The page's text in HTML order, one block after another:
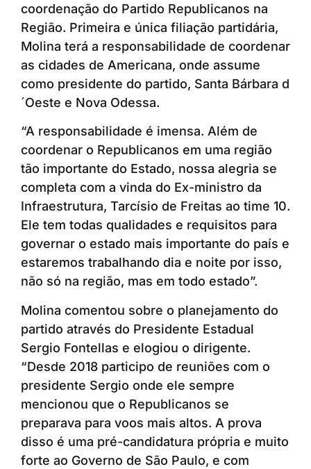
coordenação do Partido Republicanos na
Região. Primeira e única filiação partidária,
Molina terá a responsabilidade de coordenar
as cidades de Americana, onde assume
como presidente do partido, Santa Bárbara d
´Oeste e Nova Odessa.
“A responsabilidade é imensa. Além de
coordenar o Republicanos em uma região
tão importante do Estado, nossa alegria se
completa com a vinda do Ex-ministro da
Infraestrutura, Tarcísio de Freitas ao time 10.
Ele tem todas qualidades e requisitos para
governar o estado mais importante do país e
estaremos trabalhando dia e noite por isso,
não só na região, mas em todo estado”.
Molina comentou sobre o planejamento do
partido através do Presidente Estadual
Sergio Fontellas e elogiou o dirigente.
“Desde 2018 participo de reuniões com o
presidente Sergio onde ele sempre
mencionou que o Republicanos se
preparava para voos mais altos. A prova
disso é uma pré-candidatura própria e muito
forte ao Governo de São Paulo, e com